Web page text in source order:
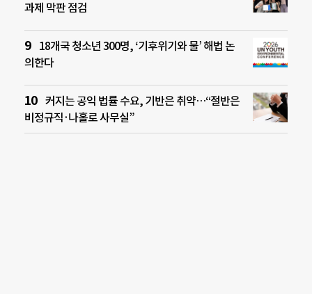
과제 막판 점검
18개국 청소년 300명, ‘기후위기와 물’ 해법 논
의한다
커지는 공익 법률 수요, 기반은 취약…“절반은
비정규직·나홀로 사무실”